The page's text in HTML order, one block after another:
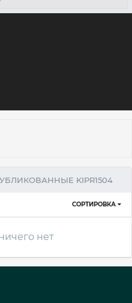
KIPR1504
СОРТИРОВКА
нет